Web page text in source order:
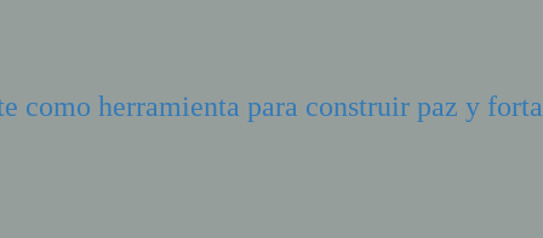
como herramienta para construir paz y